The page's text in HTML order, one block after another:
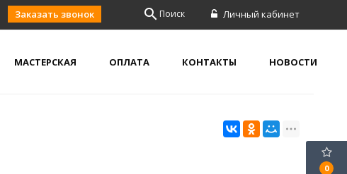
Личный кабинет
search Поиск
Заказать звонок
МАСТЕРСКАЯ ОПЛАТА КОНТАКТЫ НОВОСТИ
0